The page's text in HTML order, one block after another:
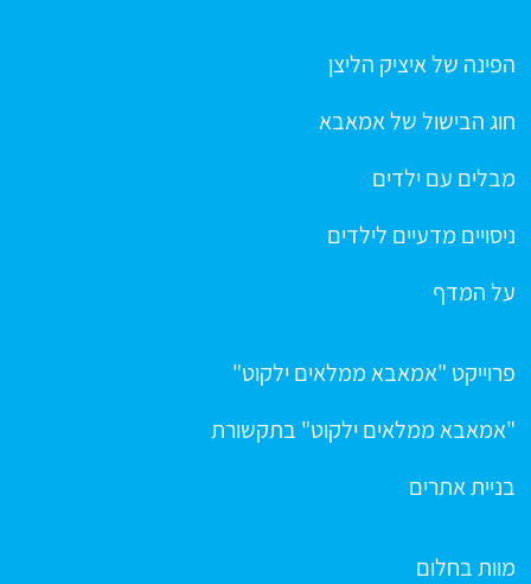
הפינה של איציק הליצן
חוג הבישול של אמאבא
מבלים עם ילדים
ניסויים מדעיים לילדים
על המדף
פרוייקט "אמאבא ממלאים ילקוט"
"אמאבא ממלאים ילקוט" בתקשורת
בניית אתרים
מוות בחלום